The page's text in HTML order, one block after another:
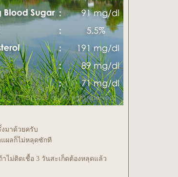
มาด้วยครับ
แผลก็ไม่หลุดซักที
ไม่ติดเชื้อ 3 วันสะเก็ดต้องหลุดแล้ว